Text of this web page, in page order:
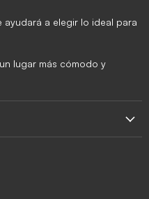
a elegir lo ideal para
lugar más cómodo y